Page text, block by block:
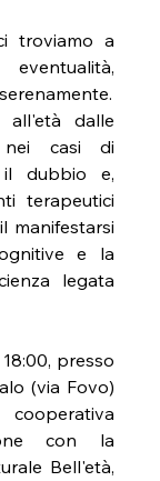
troviamo a
all'età dalle
nei casi di
il dubbio e,
terapeutici
manifestarsi
e la
legata
presso
(via Fovo)
con la
Bell'età,